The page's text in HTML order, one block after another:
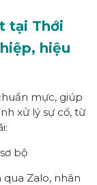
tại Thới
hiệu
mực, giúp
xử lý sự cố, từ
bộ
Zalo, nhân